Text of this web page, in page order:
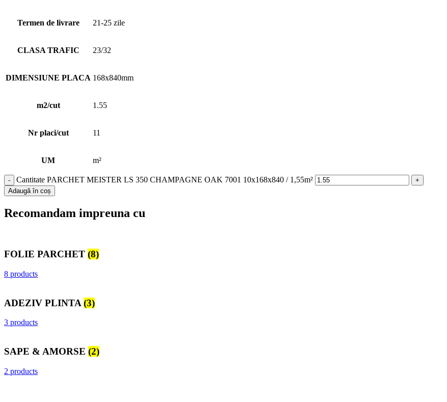
Termen de livrare 21-25 zile
CLASA TRAFIC 23/32
DIMENSIUNE PLACA 168x840mm
m2/cut 1.55
Nr placi/cut 11
UM m²
Cantitate PARCHET MEISTER LS 350 CHAMPAGNE OAK 7001 10x168x840 / 1,55m²
Adaugă în coș
Recomandam impreuna cu
FOLIE PARCHET (8)
8 products
ADEZIV PLINTA (3)
3 products
SAPE & AMORSE (2)
2 products